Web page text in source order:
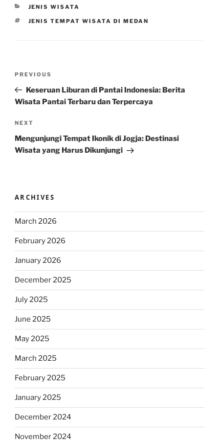
CATEGORIES
JENIS WISATA
TAGS
JENIS TEMPAT WISATA DI MEDAN
Previous
Post
PREVIOUS
Keseruan Liburan di Pantai Indonesia: Berita
Wisata Pantai Terbaru dan Terpercaya
Next
Post
NEXT
Mengunjungi Tempat Ikonik di Jogja: Destinasi
Wisata yang Harus Dikunjungi
ARCHIVES
March 2026
February 2026
January 2026
December 2025
July 2025
June 2025
May 2025
March 2025
February 2025
January 2025
December 2024
November 2024